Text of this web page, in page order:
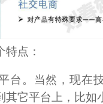
点：
台。当然，现在
其它平台上，比如